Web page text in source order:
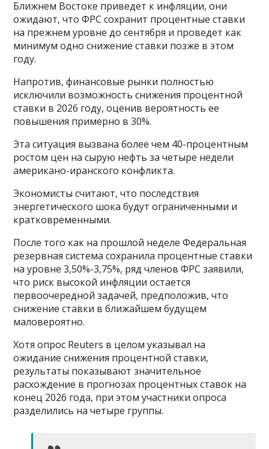
Ближнем Востоке приведет к инфляции, они
ожидают, что ФРС сохранит процентные ставки
на прежнем уровне до сентября и проведет как
минимум одно снижение ставки позже в этом
году.
Напротив, финансовые рынки полностью
исключили возможность снижения процентной
ставки в 2026 году, оценив вероятность ее
повышения примерно в 30%.
Эта ситуация вызвана более чем 40-процентным
ростом цен на сырую нефть за четыре недели
американо-иранского конфликта.
Экономисты считают, что последствия
энергетического шока будут ограниченными и
кратковременными.
После того как на прошлой неделе Федеральная
резервная система сохранила процентные ставки
на уровне 3,50%-3,75%, ряд членов ФРС заявили,
что риск высокой инфляции остается
первоочередной задачей, предположив, что
снижение ставки в ближайшем будущем
маловероятно.
Хотя опрос Reuters в целом указывал на
ожидание снижения процентной ставки,
результаты показывают значительное
расхождение в прогнозах процентных ставок на
конец 2026 года, при этом участники опроса
разделились на четыре группы.